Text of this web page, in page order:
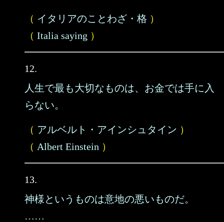
（ イタリアのことわざ・格 ）
（ Italia saying ）
12.
人生で最も大切なものは、お金では手に入
らない。
（ アルベルト・アインシュタイン ）
（ Albert Einstein ）
13.
神様というものは意地の悪いものだ。
……